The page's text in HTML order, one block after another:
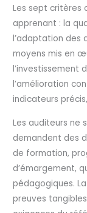
Les sept critères
apprenant : la
l’adaptation des
moyens mis en
l’investissement
l’amélioration
indicateurs
Les auditeurs ne
demandent des
de formation,
d’émargement,
pédagogiques.
preuves